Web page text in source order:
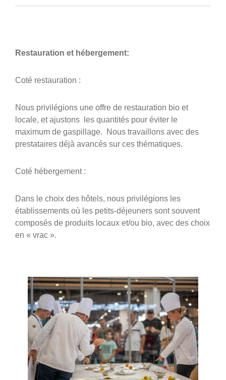
Restauration et hébergement:
Coté restauration :
Nous privilégions une offre de restauration bio et
locale, et ajustons les quantités pour éviter le
maximum de gaspillage. Nous travaillons avec des
prestataires déjà avancés sur ces thématiques.
Coté hébergement :
Dans le choix des hôtels, nous privilégions les
établissements où les petits-déjeuners sont souvent
composés de produits locaux et/ou bio, avec des choix
en « vrac ».